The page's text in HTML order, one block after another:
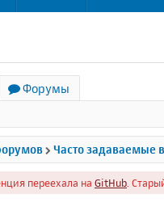
Форумы
Часто задаваемые
переехала на GitHub .